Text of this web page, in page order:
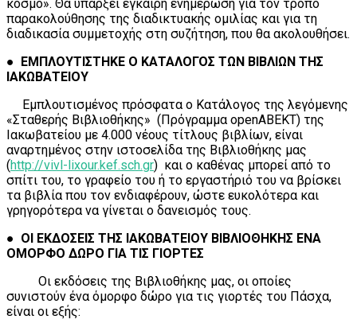
κόσμο». Θα υπάρξει έγκαιρη ενημέρωση για τον τρόπο
παρακολούθησης της διαδικτυακής ομιλίας και για τη
διαδικασία συμμετοχής στη συζήτηση, που θα ακολουθήσει.
●
ΕΜΠΛΟΥΤΙΣΤΗΚΕ Ο ΚΑΤΑΛΟΓΟΣ ΤΩΝ ΒΙΒΛΙΩΝ ΤΗΣ
ΙΑΚΩΒΑΤΕΙΟΥ
Εμπλουτισμένος πρόσφατα ο Κατάλογος της λεγόμενης
«Σταθερής Βιβλιοθήκης» (Πρόγραμμα openΑΒΕΚΤ) της
Ιακωβατείου με 4.000 νέους τίτλους βιβλίων, είναι
αναρτημένος στην ιστοσελίδα της Βιβλιοθήκης μας
(http://vivl-lixour.kef.sch.gr) και ο καθένας μπορεί από το
σπίτι του, το γραφείο του ή το εργαστήριό του να βρίσκει
τα βιβλία που τον ενδιαφέρουν, ώστε ευκολότερα και
γρηγορότερα να γίνεται ο δανεισμός τους.
● ΟΙ ΕΚΔΟΣΕΙΣ ΤΗΣ ΙΑΚΩΒΑΤΕΙΟΥ ΒΙΒΛΙΟΘΗΚΗΣ ΕΝΑ
ΟΜΟΡΦΟ ΔΩΡΟ ΓΙΑ ΤΙΣ ΓΙΟΡΤΕΣ
Οι εκδόσεις της Βιβλιοθήκης μας, οι οποίες
συνιστούν ένα όμορφο δώρο για τις γιορτές του Πάσχα,
είναι οι εξής: